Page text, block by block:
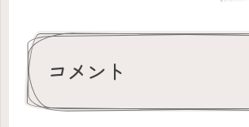
コメント